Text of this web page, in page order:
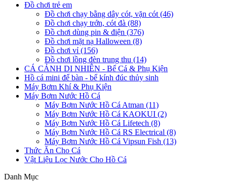
Đồ chơi trẻ em
Đồ chơi chạy bằng dây cót, vặn cót (46)
Đồ chơi chạy trớn, cót đà (88)
Đồ chơi dùng pin & điện (376)
Đồ chơi mặt nạ Halloween (8)
Đồ chơi vỉ (156)
Đồ chơi lồng đèn trung thu (14)
CÁ CẢNH DI NHIÊN - Bể Cá & Phụ Kiện
Hồ cá mini để bàn - bể kính đúc thủy sinh
Máy Bơm Khí & Phụ Kiện
Máy Bơm Nước Hồ Cá
Máy Bơm Nước Hồ Cá Atman (11)
Máy Bơm Nước Hồ Cá KAOKUI (2)
Máy Bơm Nước Hồ Cá Lifetech (8)
Máy Bơm Nước Hồ Cá RS Electrical (8)
Máy Bơm Nước Hồ Cá Vipsun Fish (13)
Thức Ăn Cho Cá
Vật Liệu Lọc Nước Cho Hồ Cá
Danh Mục